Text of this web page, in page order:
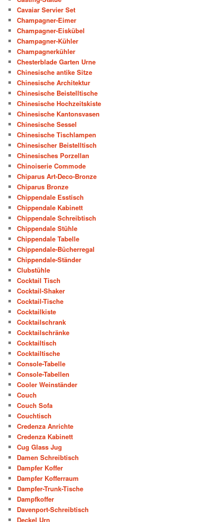
Cavaiar Servier Set
Champagner-Eimer
Champagner-Eiskübel
Champagner-Kühler
Champagnerkühler
Chesterblade Garten Urne
Chinesische antike Sitze
Chinesische Architektur
Chinesische Beistelltische
Chinesische Hochzeitskiste
Chinesische Kantonsvasen
Chinesische Sessel
Chinesische Tischlampen
Chinesischer Beistelltisch
Chinesisches Porzellan
Chinoiserie Commode
Chiparus Art-Deco-Bronze
Chiparus Bronze
Chippendale Esstisch
Chippendale Kabinett
Chippendale Schreibtisch
Chippendale Stühle
Chippendale Tabelle
Chippendale-Bücherregal
Chippendale-Ständer
Clubstühle
Cocktail Tisch
Cocktail-Shaker
Cocktail-Tische
Cocktailkiste
Cocktailschrank
Cocktailschränke
Cocktailtisch
Cocktailtische
Console-Tabelle
Console-Tabellen
Cooler Weinständer
Couch
Couch Sofa
Couchtisch
Credenza Anrichte
Credenza Kabinett
Cug Glass Jug
Damen Schreibtisch
Dampfer Koffer
Dampfer Kofferraum
Dampfer-Trunk-Tische
Dampfkoffer
Davenport-Schreibtisch
Deckel Urn